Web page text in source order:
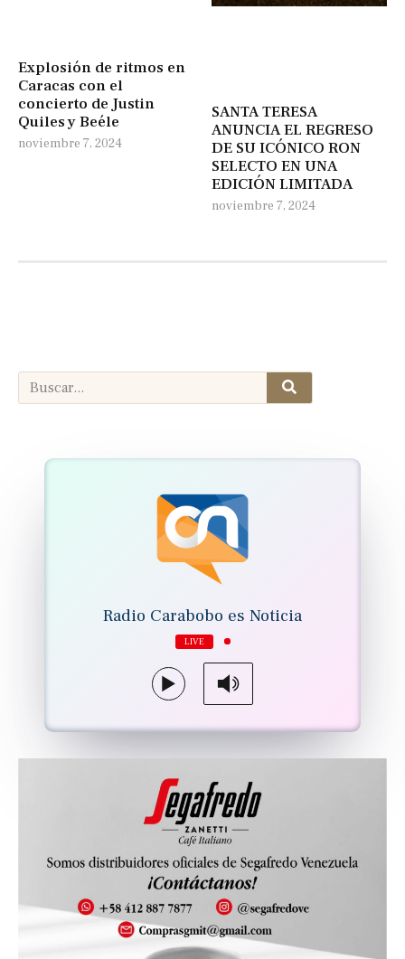
Explosión de ritmos en
Caracas con el
concierto de Justin
Quiles y Beéle
noviembre 7, 2024
SANTA TERESA
ANUNCIA EL REGRESO
DE SU ICÓNICO RON
SELECTO EN UNA
EDICIÓN LIMITADA
noviembre 7, 2024
Search
Radio Carabobo es Noticia
LIVE